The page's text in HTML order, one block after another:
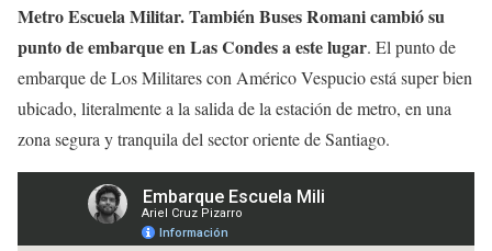
Metro Escuela Militar. También Buses Romani cambió su
punto de embarque en Las Condes a este lugar. El punto de
embarque de Los Militares con Américo Vespucio está super bien
ubicado, literalmente a la salida de la estación de metro, en una
zona segura y tranquila del sector oriente de Santiago.